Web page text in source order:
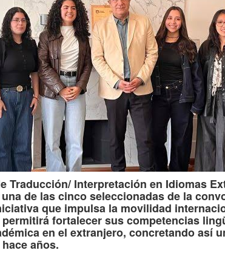
Traducción/ Interpretación en Idiomas
de las cinco seleccionadas de la
que impulsa la movilidad
fortalecer sus competencias
en el extranjero, concretando así
años.